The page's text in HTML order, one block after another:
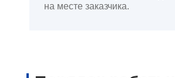
на месте заказчика.